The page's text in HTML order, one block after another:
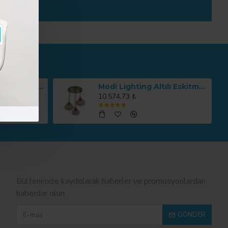
Kare Renkli Çanta Zigon 4'lü Sehpa Takımı MOD-OA-A166 Modi Lighting Altılı Eskitme Osmanlı Sarkıt Avize Mod-Av-4466-3es
10.574,73 ₺
GÖNDER